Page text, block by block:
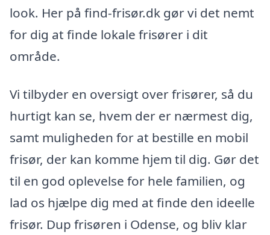
look. Her på find-frisør.dk gør vi det nemt
for dig at finde lokale frisører i dit
område.
Vi tilbyder en oversigt over frisører, så du
hurtigt kan se, hvem der er nærmest dig,
samt muligheden for at bestille en mobil
frisør, der kan komme hjem til dig. Gør det
til en god oplevelse for hele familien, og
lad os hjælpe dig med at finde den ideelle
frisør. Dup frisøren i Odense, og bliv klar